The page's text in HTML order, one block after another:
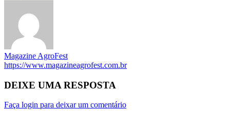
Magazine AgroFest
https://www.magazineagrofest.com.br
DEIXE UMA RESPOSTA
Faça login para deixar um comentário